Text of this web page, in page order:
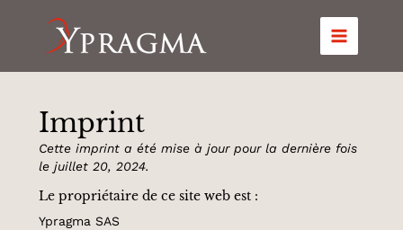
Imprint
Cette imprint a été mise à jour pour la dernière fois
le juillet 20, 2024.
Le propriétaire de ce site web est :
Ypragma SAS